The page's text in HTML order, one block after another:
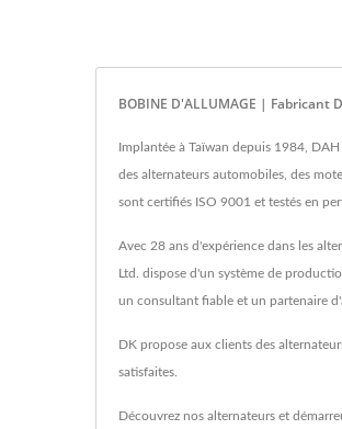
BOBINE D'ALLUMAGE |
Implantée à Taïwan depuis 1984,
des alternateurs automobiles, des
sont certifiés ISO 9001 et testés en
Avec 28 ans d'expérience dans les
Ltd. dispose d'un système de
un consultant fiable et un partenaire
DK propose aux clients des
satisfaites.
Découvrez nos alternateurs et